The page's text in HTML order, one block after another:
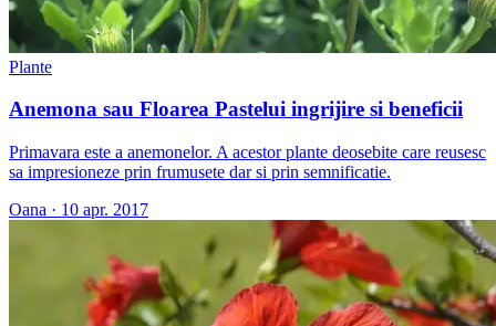
Plante
Anemona sau Floarea Pastelui ingrijire si beneficii
Primavara este a anemonelor. A acestor plante deosebite care reusesc
sa impresioneze prin frumusete dar si prin semnificatie.
Oana · 10 apr. 2017